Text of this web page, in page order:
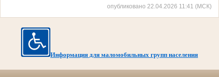
опубликовано 22.04.2026 11:41 (МСК)
Информация для маломобильных групп населения